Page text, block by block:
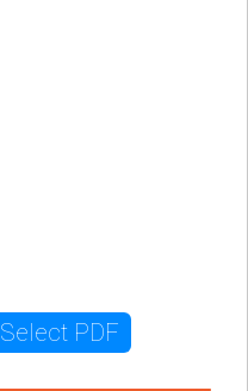
Select PDF